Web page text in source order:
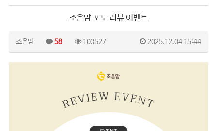
조은맘 포토 리뷰 이벤트
조은맘 58 103527 2025.12.04 15:44